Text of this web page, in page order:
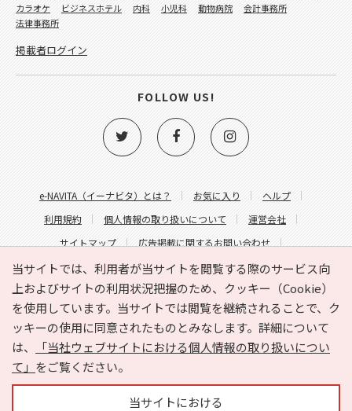
当サイトでは、利用者が当サイトを閲覧する際のサービス向
上およびサイトの利用状況把握のため、クッキー（Cookie）
を使用しています。当サイトでは閲覧を継続されることで、ク
ッキーの使用に同意されたものとみなします。詳細について
は、
「当社ウェブサイトにおける個人情報の取り扱いについ
て」 をご覧ください。
当サイトにおける
e-NAVITA（イーナビタ）とは？ お気に入り
ヘルプ
利用規約
個人情報の取り扱いについて
運営会社
サイトマップ
広告掲載に関するお問い合わせ
サイトの内容に関するお問い合わせ
カラオケ
ビジネスホテル 内科 小児科 動物病院
会計事務所
法律事務所
掲載者ログイン
FOLLOW US!
Copyright © HYOJITO.Co.,Ltd. All Rights Reserved.